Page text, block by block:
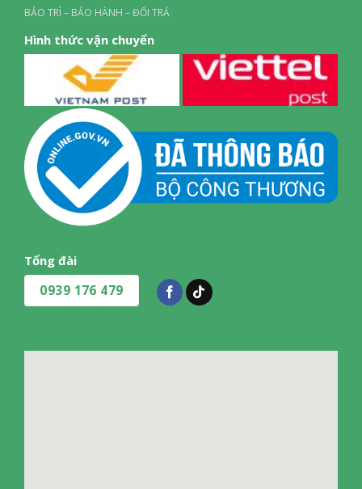
BẢO TRÌ – BẢO HÀNH – ĐỔI TRẢ
Hình thức vận chuyển
Tổng đài
0939 176 479